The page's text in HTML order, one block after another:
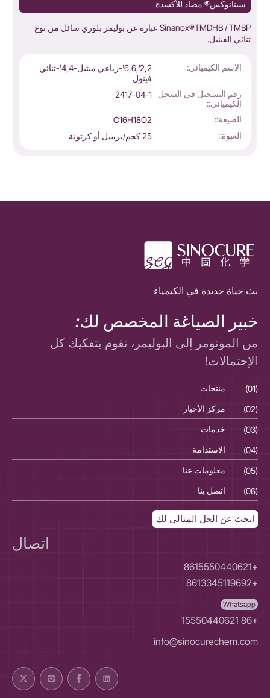
سينانوكس® مضاد للأكسدة
Sinanox®TMDHB / TMBP عبارة عن بوليمر بلوري سائل من نوع
ثنائي الفينيل.
الاسم الكيميائي:
2,2',6,6'-رباعي ميثيل-4,4'-ثنائي
فينول
رقم التسجيل في السجل
الكيميائي::
2417-04-1
الصيغة::
C16H18O2
العبوة::
25 كجم/برميل أو كرتونة
بث حياة جديدة في الكيمياء
خبير الصياغة المخصص لك:
من المونومر إلى البوليمر، نقوم بتفكيك كل
الإحتمالات!
(01) منتجات
(02)
مركز الأخبار
(03)
خدمات
(04)
الاستدامة
(05)
معلومات عنا
(06)
اتصل بنا
ابحث عن الحل المثالي لك
اتصال
+8615550440621
+8613345119692
Whatsapp
+86 15550440621
info@sinocurechem.com